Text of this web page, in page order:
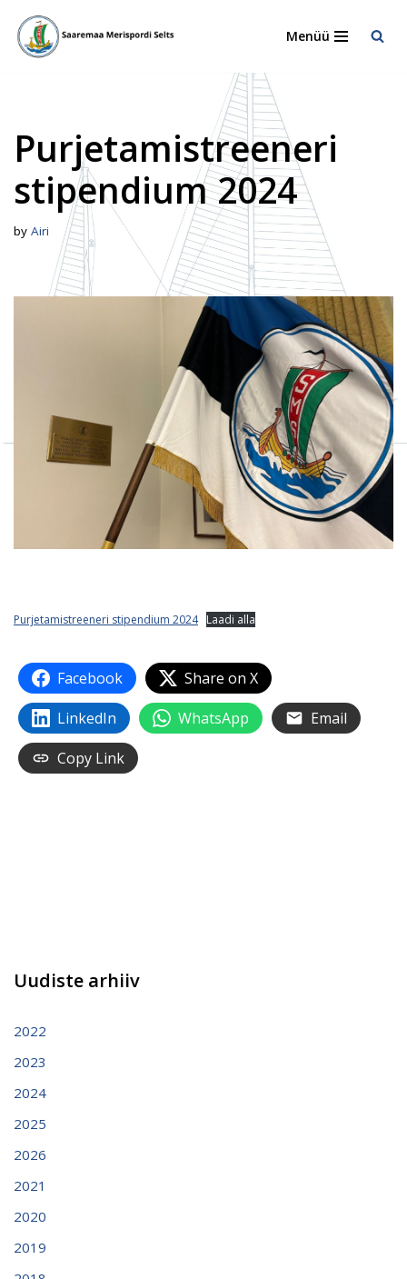
Skip
Menüü
Purjetamistreeneri
stipendium 2024
by Airi
Purjetamistreeneri stipendium 2024 Laadi alla
Facebook
Share on X
LinkedIn
WhatsApp
Email
Copy Link
Uudiste arhiiv
2022
2023
2024
2025
2026
2021
2020
2019